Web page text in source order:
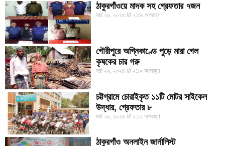
ঠাকুরগাঁওয়ে মাদক সহ গ্রেফতার ৭জন
মার্চ ২৯, ২০২৪ ২:৩৯ অপরাহ্ণ
গৌরীপুরে অগ্নিকাণ্ডে পুড়ে মারা গেল
কৃষকের চার গরু
মার্চ ২৯, ২০২৪ ২:১৯ অপরাহ্ণ
চট্টগ্রামে চোরাইকৃত ১১টি মোটর সাইকেল
উদ্ধার, গ্রেফতার ৮
মার্চ ২৯, ২০২৪ ২:১২ অপরাহ্ণ
ঠাকুরগাঁও অনলাইন জার্নালিস্ট